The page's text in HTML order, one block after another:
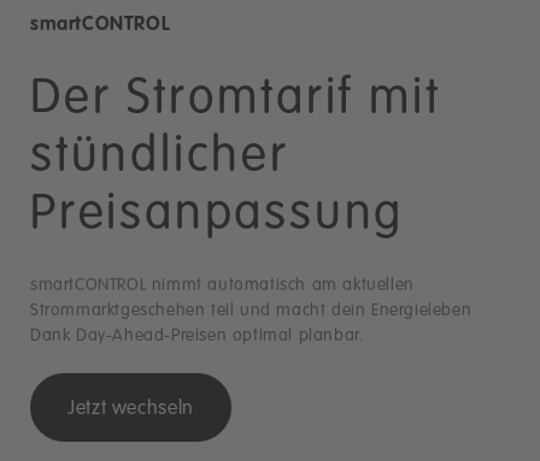
smartCONTROL
Der Stromtarif mit
stündlicher
Preisanpassung
smartCONTROL nimmt automatisch am aktuellen
Strommarktgeschehen teil und macht dein Energieleben
Dank Day-Ahead-Preisen optimal planbar.
Jetzt wechseln